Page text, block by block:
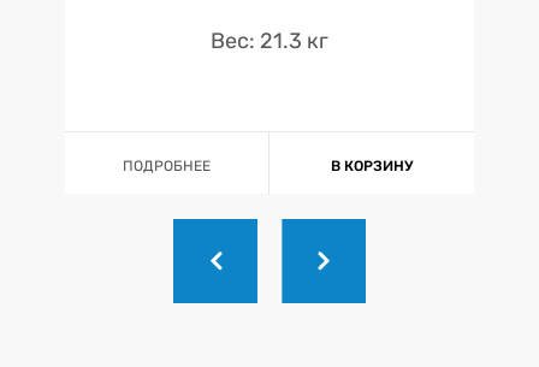
Вес: 21.3 кг
ПОДРОБНЕЕ В КОРЗИНУ